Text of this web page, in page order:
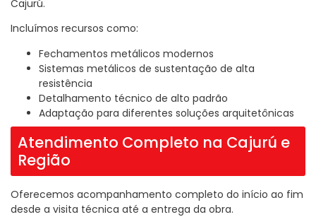
Cajurú.
Incluímos recursos como:
Fechamentos metálicos modernos
Sistemas metálicos de sustentação de alta
resistência
Detalhamento técnico de alto padrão
Adaptação para diferentes soluções arquitetônicas
Atendimento Completo na Cajurú e
Região
Oferecemos acompanhamento completo do início ao fim
desde a visita técnica até a entrega da obra.